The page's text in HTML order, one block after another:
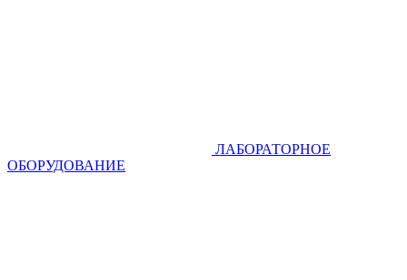
ЛАБОРАТОРНОЕ
ОБОРУДОВАНИЕ